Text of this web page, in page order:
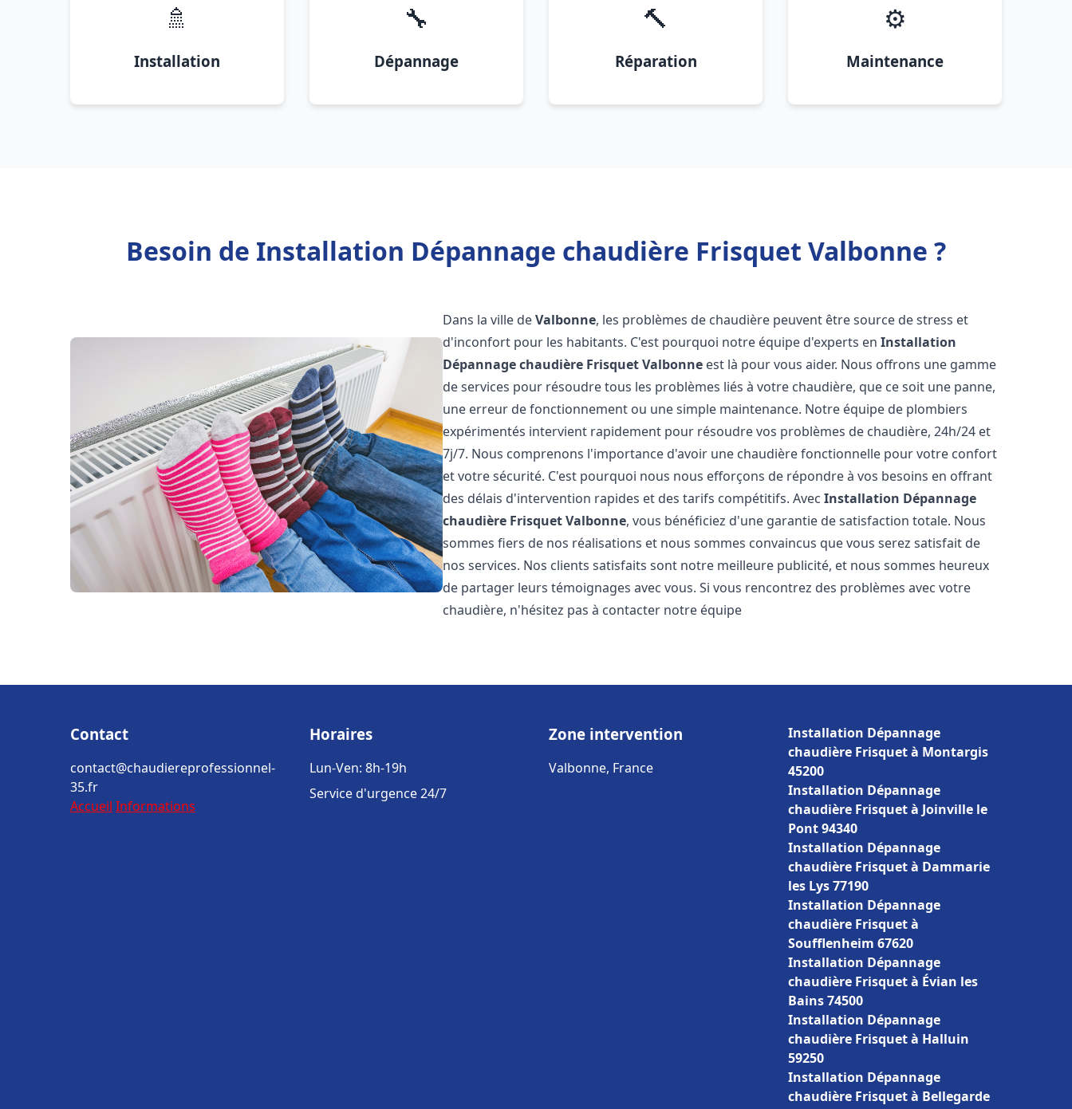
🚿
Installation
🔧
Dépannage
🔨
Réparation
⚙️
Maintenance
Besoin de Installation Dépannage chaudière Frisquet Valbonne ?
Dans la ville deValbonne, les problèmes de chaudière peuvent être source de stress et
d'inconfort pour les habitants. C'est pourquoi notre équipe d'experts enInstallation
Dépannage chaudière FrisquetValbonne est là pour vous aider. Nous offrons une gamme
de services pour résoudre tous les problèmes liés à votre chaudière, que ce soit une panne,
une erreur de fonctionnement ou une simple maintenance. Notre équipe de plombiers
expérimentés intervient rapidement pour résoudre vos problèmes de chaudière, 24h/24 et
7j/7. Nous comprenons l'importance d'avoir une chaudière fonctionnelle pour votre confort
et votre sécurité. C'est pourquoi nous nous efforçons de répondre à vos besoins en offrant
des délais d'intervention rapides et des tarifs compétitifs. AvecInstallation Dépannage
chaudière FrisquetValbonne, vous bénéficiez d'une garantie de satisfaction totale. Nous
sommes fiers de nos réalisations et nous sommes convaincus que vous serez satisfait de
nos services. Nos clients satisfaits sont notre meilleure publicité, et nous sommes heureux
de partager leurs témoignages avec vous. Si vous rencontrez des problèmes avec votre
chaudière, n'hésitez pas à contacter notre équipe
Contact
contact@chaudiereprofessionnel-
35.fr
Accueil Informations
Horaires
Lun-Ven: 8h-19h
Service d'urgence 24/7
Zone intervention
Valbonne, France
Installation Dépannage
chaudière Frisquet à Montargis
45200
Installation Dépannage
chaudière Frisquet à Joinville le
Pont 94340
Installation Dépannage
chaudière Frisquet à Dammarie
les Lys 77190
Installation Dépannage
chaudière Frisquet à
Soufflenheim 67620
Installation Dépannage
chaudière Frisquet à Évian les
Bains 74500
Installation Dépannage
chaudière Frisquet à Halluin
59250
Installation Dépannage
chaudière Frisquet à Bellegarde